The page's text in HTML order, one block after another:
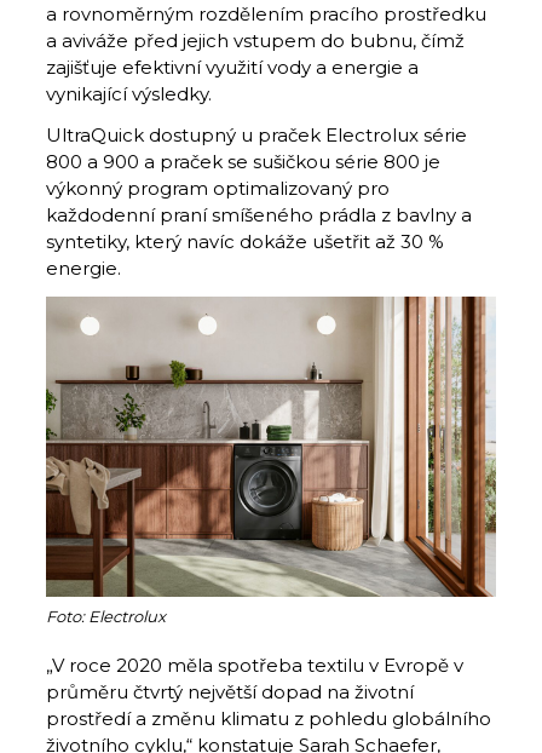
a rovnoměrným rozdělením pracího prostředku
a aviváže před jejich vstupem do bubnu, čímž
zajišťuje efektivní využití vody a energie a
vynikající výsledky.
UltraQuick dostupný u praček Electrolux série
800 a 900 a praček se sušičkou série 800 je
výkonný program optimalizovaný pro
každodenní praní smíšeného prádla z bavlny a
syntetiky, který navíc dokáže ušetřit až 30 %
energie.
Foto: Electrolux
„V roce 2020 měla spotřeba textilu v Evropě v
průměru čtvrtý největší dopad na životní
prostředí a změnu klimatu z pohledu globálního
životního cyklu,“ konstatuje Sarah Schaefer,